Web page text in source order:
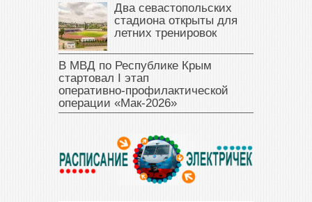
Два севастопольских
стадиона открыты для
летних тренировок
В МВД по Республике Крым
стартовал I этап
оперативно‑профилактической
операции «Мак‑2026»